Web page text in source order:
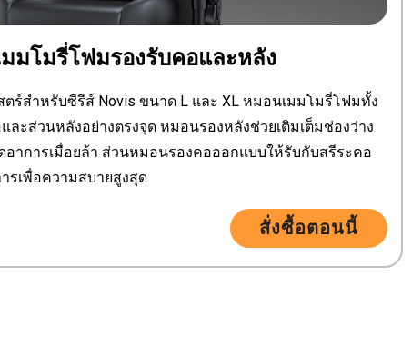
มโมรี่โฟมรองรับคอและหลัง
ร์สำหรับซีรีส์ Novis ขนาด L และ XL หมอนเมมโมรี่โฟมทั้ง
ละส่วนหลังอย่างตรงจุด หมอนรองหลังช่วยเติมเต็มช่องว่าง
อาการเมื่อยล้า ส่วนหมอนรองคอออกแบบให้รับกับสรีระคอ
รเพื่อความสบายสูงสุด
สั่งซื้อตอนนี้